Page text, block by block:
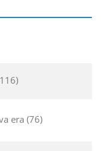
116
era 76